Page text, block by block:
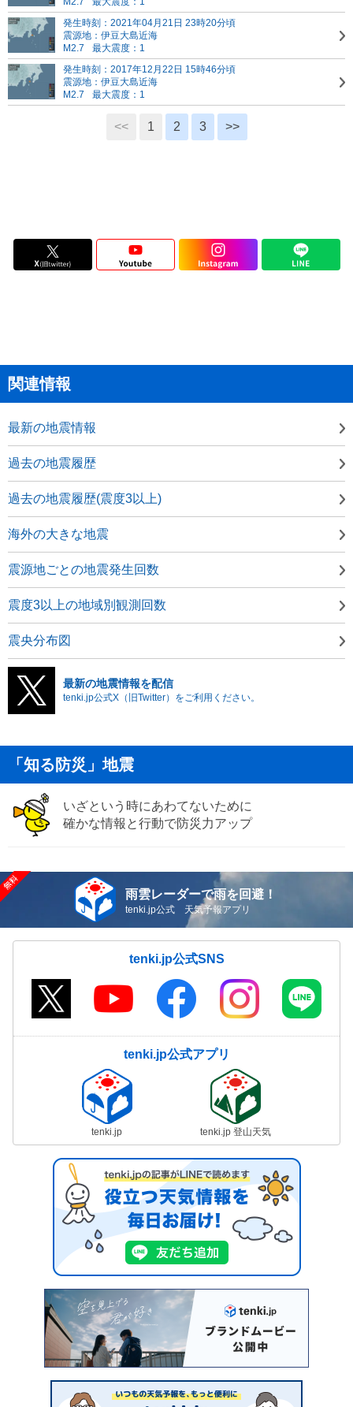
発生時刻：2021年04月21日 23時20分頃
震源地：伊豆大島近海
M2.7
最大震度：1
発生時刻：2017年12月22日 15時46分頃
震源地：伊豆大島近海
M2.7
最大震度：1
<< 1 2 3 >>
関連情報
最新の地震情報
過去の地震履歴
過去の地震履歴(震度3以上)
海外の大きな地震
震源地ごとの地震発生回数
震度3以上の地域別観測回数
震央分布図
最新の地震情報を配信
tenki.jp公式X（旧Twitter）をご利用ください。
「知る防災」地震
いざという時にあわてないために
確かな情報と行動で防災力アップ
雨雲レーダーで雨を回避！
tenki.jp公式 天気予報アプリ
tenki.jp公式SNS
tenki.jp公式アプリ
tenki.jp tenki.jp 登山天気